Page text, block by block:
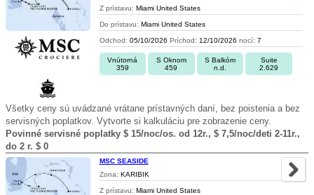
Z prístavu: Miami United States
Do prístavu: Miami United States
Odchod: 05/10/2026 Príchod: 12/10/2026 nocí: 7
Vnútorná
359
S Oknom
459
S Balkóm
n.d.
Suite
2.629
Všetky ceny sú uvádzané vrátane prístavných daní, bez poistenia a bez
servisných poplatkov. Vytvorte si kalkuláciu pre zobrazenie ceny.
Povinné servisné poplatky $ 15/noc/os. od 12r., $ 7,5/noc/deti 2-11r.,
do 2 r. $ 0
MSC SEASIDE
Zona: KARIBIK
Z prístavu: Miami United States